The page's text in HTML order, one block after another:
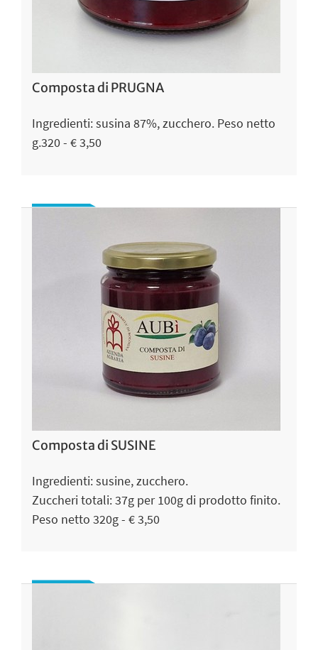
Composta di PRUGNA
Ingredienti: susina 87%, zucchero. Peso netto
g.320 - € 3,50
Composta di SUSINE
Ingredienti: susine, zucchero.
Zuccheri totali: 37g per 100g di prodotto finito.
Peso netto 320g - € 3,50